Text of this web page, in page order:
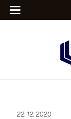
22. 12. 2020